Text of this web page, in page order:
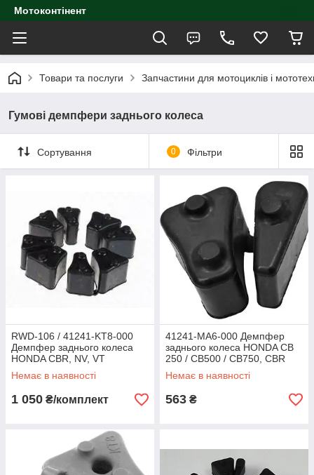
Мотоконтінент
Товари та послуги Запчастини для мотоциклів і
Гумові демпфери заднього колеса
Сортування 0 Фільтри
RWD-106 / 41241-KT8-000
Демпфер заднього колеса
HONDA CBR, NV, VT
400/500/600
Немає в наявності
1 050 ₴/комплект
41241-MA6-000 Демпфер
заднього колеса HONDA CB
250 / CB500 / CB750, CBR
600/900, Honda VFR 700-750
Немає в наявності
563 ₴